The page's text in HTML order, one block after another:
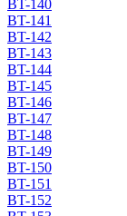
BT-140
BT-141
BT-142
BT-143
BT-144
BT-145
BT-146
BT-147
BT-148
BT-149
BT-150
BT-151
BT-152